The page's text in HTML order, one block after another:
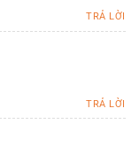
TRẢ LỜI
TRẢ LỜI